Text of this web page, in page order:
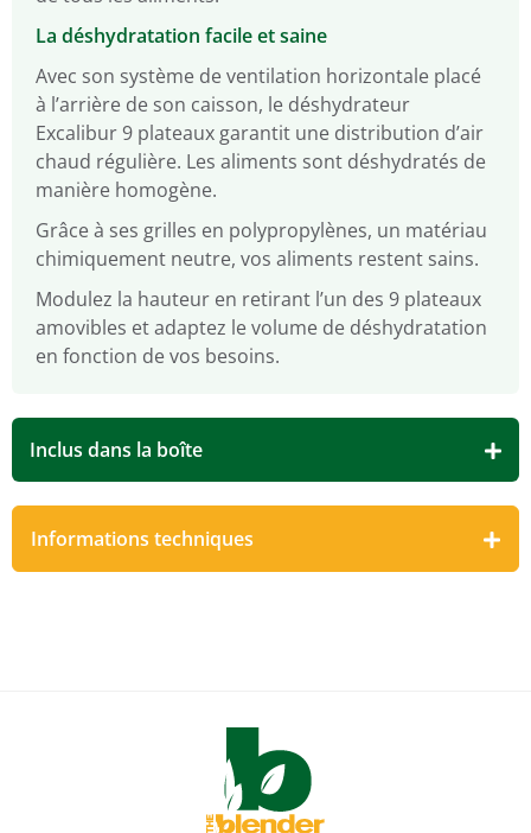
La déshydratation facile et saine
Avec son système de ventilation horizontale placé
à l’arrière de son caisson, le déshydrateur
Excalibur 9 plateaux garantit une distribution d’air
chaud régulière. Les aliments sont déshydratés de
manière homogène.
Grâce à ses grilles en polypropylènes, un matériau
chimiquement neutre, vos aliments restent sains.
Modulez la hauteur en retirant l’un des 9 plateaux
amovibles et adaptez le volume de déshydratation
en fonction de vos besoins.
Inclus dans la boîte
Informations techniques